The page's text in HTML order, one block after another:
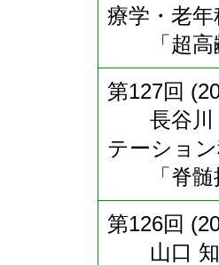
療学・老年
「超高齢
第127回
長谷川
テーション
「脊髄損
第126回
山口 知